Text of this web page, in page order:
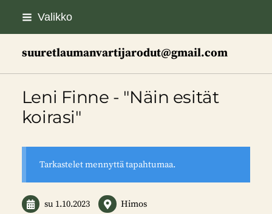
Siirry
Valikko
suuretlaumanvartijarodut@gmail.com
Leni Finne - "Näin esität
koirasi"
Tarkastelet mennyttä tapahtumaa.
su 1.10.2023 Himos